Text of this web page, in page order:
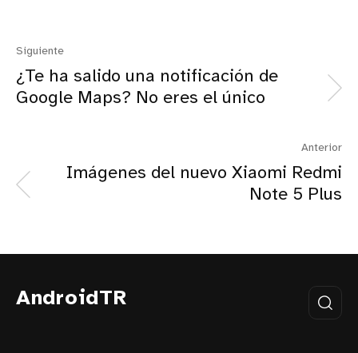
Siguiente
¿Te ha salido una notificación de
Google Maps? No eres el único
Anterior
Imágenes del nuevo Xiaomi Redmi
Note 5 Plus
AndroidTR